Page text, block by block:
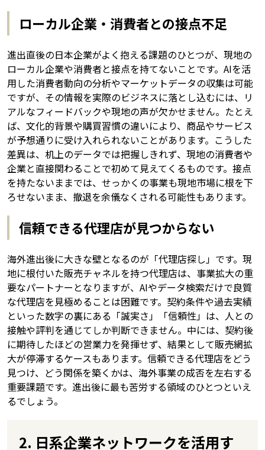
ローカル企業・消費者との接点不足
進出直後の日本企業がよく抱える課題のひとつが、現地の
ローカル企業や消費者と接点を持てないことです。AIを活
用した消費者動向の分析やマーケットデータの収集は可能
ですが、その情報を実際のビジネスに落とし込むには、リ
アルなフィードバックや現地の声が欠かせません。たとえ
ば、文化的背景や購買習慣の違いにより、商品やサービス
が予想通りに受け入れられないことがあります。こうした
差異は、机上のデータでは把握しきれず、現地の消費者や
企業と直接関わることで初めて見えてくるものです。接点
を持たないままでは、せっかくの事業も現地市場に根を下
ろせないまま、撤退を余儀なくされる可能性もあります。
信頼できる代理店が見つからない
海外進出後に大きな壁となるのが「代理店探し」です。現
地に根付いた販売チャネルを持つ代理店は、事業拡大の重
要なパートナーとなりますが、AIやデータ検索だけで良質
な代理店を見極めることは困難です。契約条件や過去実績
といった数字の裏にある「誠実さ」「信頼性」は、人との
接触や評判を通じてしか判断できません。中には、契約後
に期待したほどの営業力を発揮せず、結果として販売網拡
大が停滞するケースもあります。信頼できる代理店をどう
見つけ、どう関係を築くかは、海外事業の成否を左右する
重要課題です。進出後に最も苦労する領域のひとつといえ
るでしょう。
2. 日系企業ネットワークを活用す